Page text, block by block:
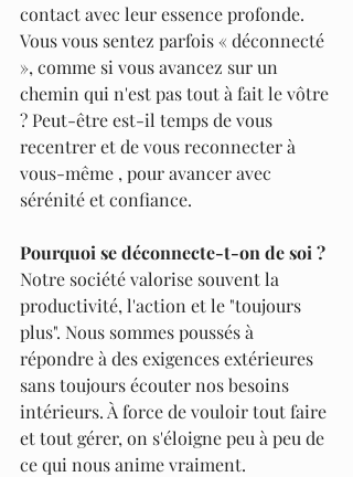
contact avec leur essence profonde.
Vous vous sentez parfois « déconnecté
», comme si vous avancez sur un
chemin qui n'est pas tout à fait le vôtre
? Peut-être est-il temps de vous
recentrer et de vous reconnecter à
vous-même , pour avancer avec
sérénité et confiance.
Pourquoi se déconnecte-t-on de soi ?
Notre société valorise souvent la
productivité, l'action et le "toujours
plus". Nous sommes poussés à
répondre à des exigences extérieures
sans toujours écouter nos besoins
intérieurs. À force de vouloir tout faire
et tout gérer, on s'éloigne peu à peu de
ce qui nous anime vraiment.